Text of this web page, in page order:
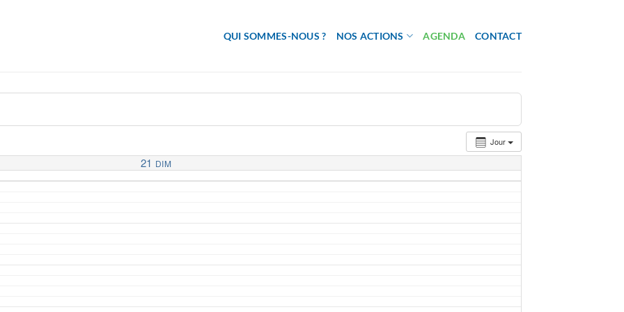
QUI SOMMES-NOUS ? NOS ACTIONS AGENDA CONTACT
Jour
21 DIM